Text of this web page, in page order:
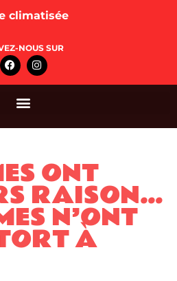
climatisée
NOUS SUR
ONT
RAISON…
N’ONT
À